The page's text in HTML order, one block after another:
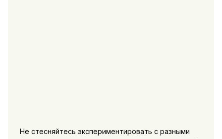
Не стесняйтесь экспериментировать с разными